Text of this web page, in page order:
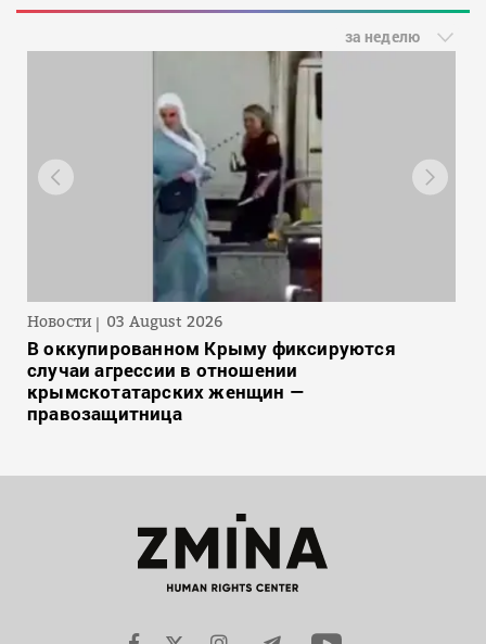
за неделю
Новости 03 August 2026
В оккупированном Крыму фиксируются
случаи агрессии в отношении
крымскотатарских женщин —
правозащитница